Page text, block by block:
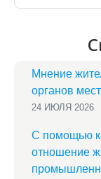
Мнение
органов
24 ИЮЛЯ 2026
С помощью
отношение